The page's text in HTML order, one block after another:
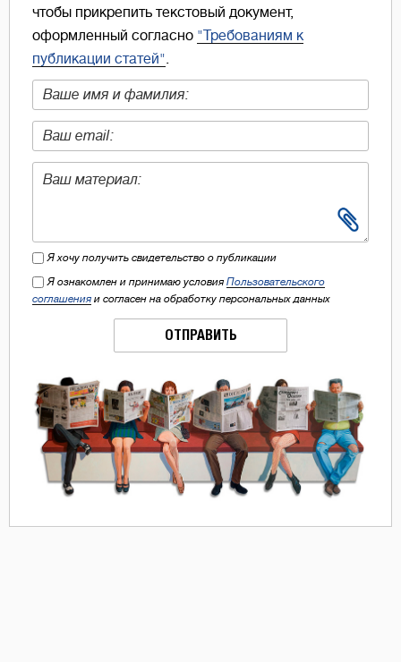
чтобы прикрепить текстовый документ,
оформленный согласно "Требованиям к
публикации статей".
Я хочу получить свидетельство о публикации
Я ознакомлен и принимаю условия Пользовательского
соглашения и согласен на обработку персональных данных
ОТПРАВИТЬ